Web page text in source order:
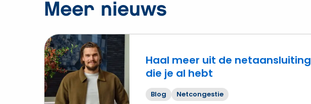
Meer nieuws
Haal meer uit de netaansluiting
die je al hebt
Blog Netcongestie
Lees
meer